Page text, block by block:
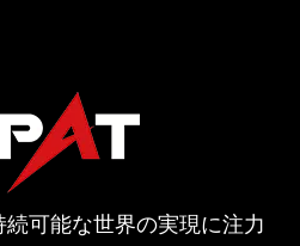
続可能な世界の実現に注力